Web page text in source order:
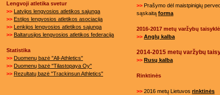
Lengvoji atletika svetur
>> Latvijos lengvosios atletikos sąjunga
>> Estijos lengvosios atletikos asociacija
>> Lenkijos lengvosios atletikos sąjunga
>> Baltarusijos lengvosios atletikos federacija
Statistika
>> Duomenų bazė "All-Athletics"
>> Duomenų bazė "Tilastopaya Oy"
>> Rezultatų bazė "Trackinsun Athletics"
>> Prašymo dėl maistpinigių
sąskaitą forma
2016-2017 metų varžybų
>> Anglų kalba
2014-2015 metų varžybų
>> Rusų kalba
Rinktinės
>> 2016 metų Lietuvos rinktinės